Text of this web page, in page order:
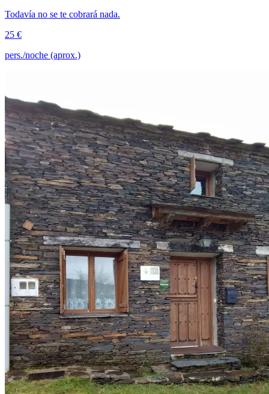
Todavía no se te cobrará nada.
25 €
pers./noche (aprox.)